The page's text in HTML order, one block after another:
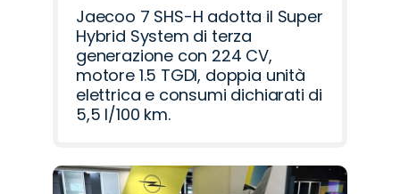
Jaecoo 7 SHS-H adotta il Super
Hybrid System di terza
generazione con 224 CV,
motore 1.5 TGDI, doppia unità
elettrica e consumi dichiarati di
5,5 l/100 km.